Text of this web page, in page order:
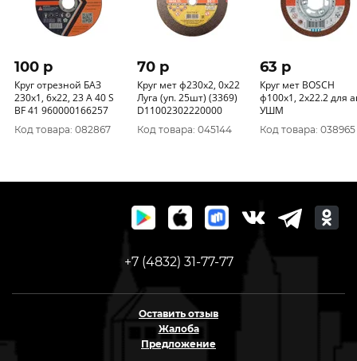
100 p
Круг отрезной БАЗ
230х1, 6х22, 23 А 40 S
BF 41 960000166257
Код товара: 082867
70 p
Круг мет ф230х2, 0х22
Луга (уп. 25шт) (3369)
D11002302220000
Код товара: 045144
63 p
Круг мет BOSCH
ф100х1, 2х22.2 для
УШМ
Код товара: 038965
+7 (4832) 31-77-77
Оставить отзыв
Жалоба
Предложение